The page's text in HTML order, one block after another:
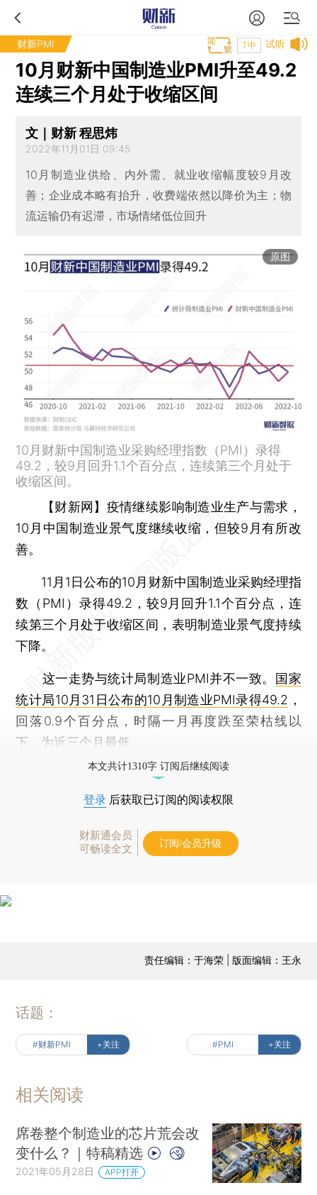
财新PMI 试听
T中
10月财新中国制造业PMI升至49.2
连续三个月处于收缩区间
文｜财新 程思炜
2022年11月01日 09:45
10月制造业供给、内外需、就业收缩幅度较9月改
善；企业成本略有抬升，收费端依然以降价为主；物
流运输仍有迟滞，市场情绪低位回升
原图
10月财新中国制造业采购经理指数（PMI）录得
49.2，较9月回升1.1个百分点，连续第三个月处于
收缩区间。
【财新网】 疫情继续影响制造业生产与需求，
10月中国制造业景气度继续收缩，但较9月有所改
善。
11月1日公布的10月财新中国制造业采购经理指
数（PMI）录得49.2，较9月回升1.1个百分点，连
续第三个月处于收缩区间，表明制造业景气度持续
下降。
这一走势与统计局制造业PMI并不一致。 国家
统计局10月31日公布的10月制造业PMI录得49.2 ，
回落0.9个百分点，时隔一月再度跌至荣枯线以
下，为近三个月最低。
本文共计1310字 订阅后继续阅读
登录 后获取已订阅的阅读权限
财新通会员
可畅读全文
订阅/会员升级
责任编辑：于海荣 | 版面编辑：王永
话题：
#财新PMI +关注 #PMI +关注
相关阅读
席卷整个制造业的芯片荒会改
变什么？｜特稿精选
2021年05月28日 APP打开